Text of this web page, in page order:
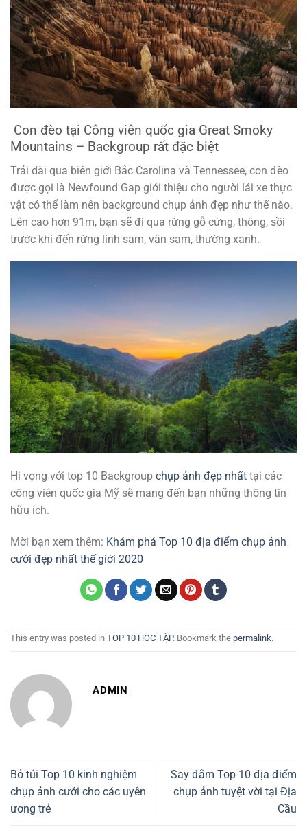
Con đèo tại Công viên quốc gia Great Smoky
Mountains – Backgroup rất đặc biệt
Trải dài qua biên giới Bắc Carolina và Tennessee, con đèo
được gọi là Newfound Gap giới thiệu cho người lái xe thực
vật có thể làm nên background chụp ảnh đẹp như thế nào.
Lên cao hơn 91m, bạn sẽ đi qua rừng gỗ cứng, thông, sồi
trước khi đến rừng linh sam, vân sam, thường xanh.
Hi vọng với top 10 Backgroup chụp ảnh đẹp nhất tại các
công viên quốc gia Mỹ sẽ mang đến bạn những thông tin
hữu ích.
Mời bạn xem thêm: Khám phá Top 10 địa điểm chụp ảnh
cưới đẹp nhất thế giới 2020
This entry was posted in TOP 10 HỌC TẬP. Bookmark the permalink.
ADMIN
Bỏ túi Top 10 kinh nghiệm
chụp ảnh cưới cho các uyên
ương trẻ
Say đắm Top 10 địa điểm
chụp ảnh tuyệt vời tại Địa
Cầu